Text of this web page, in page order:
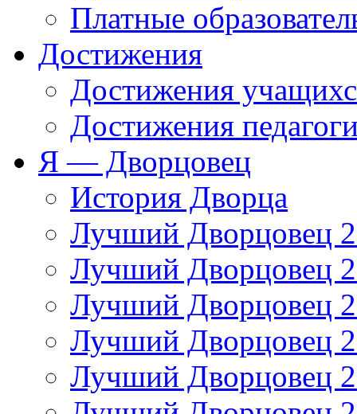
Платные
Достижения
Достижения
Достижения
Я — Дворцовец
История Дворца
Лучший Дворцовец
Лучший Дворцовец
Лучший Дворцовец
Лучший Дворцовец
Лучший Дворцовец